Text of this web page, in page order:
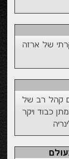
של ארזה
קהל רב של
כבוד ויקר